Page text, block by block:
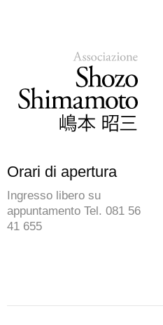
Orari di apertura
Ingresso libero su
appuntamento Tel. 081 56
41 655